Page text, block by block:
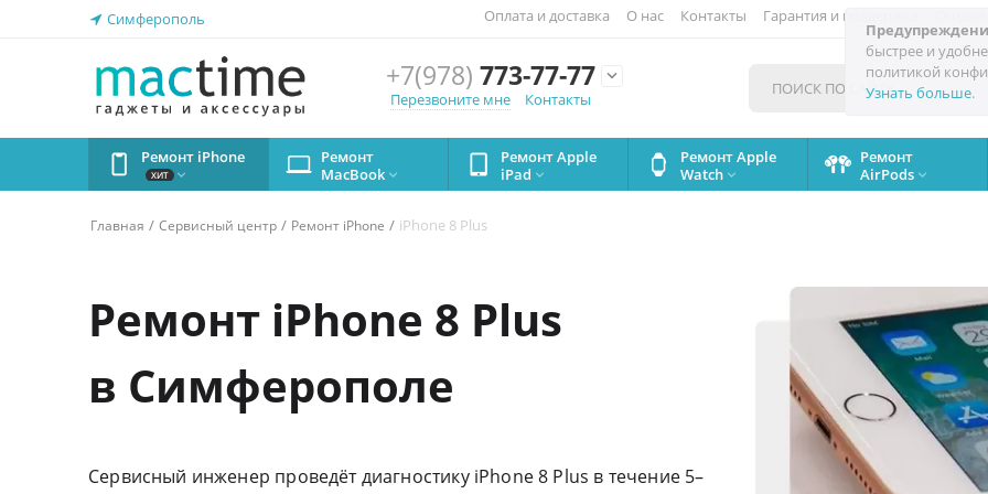
быстрее и
политикой
Узнать больше.
Симферополь Оплата и доставка О нас Контакты Гарантия и поддержка
+7(978) 773-77-77

Перезвоните мне
Контакты
Ремонт iPhone
ХИТ 
Ремонт
MacBook 
Ремонт Apple
iPad 
Ремонт Apple
Watch 
Ремонт
AirPods 
Главная / Сервисный центр / Ремонт iPhone / iPhone 8 Plus
Ремонт iPhone 8 Plus
в Симферополе
Сервисный инженер проведёт диагностику iPhone 8 Plus в течение 5–